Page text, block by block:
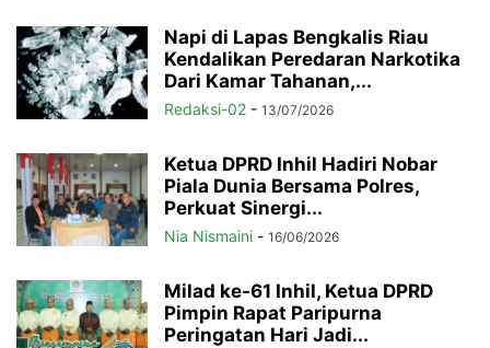
Napi di Lapas Bengkalis Riau
Kendalikan Peredaran Narkotika
Dari Kamar Tahanan,...
Redaksi-02 - 13/07/2026
Ketua DPRD Inhil Hadiri Nobar
Piala Dunia Bersama Polres,
Perkuat Sinergi...
Nia Nismaini - 16/06/2026
Milad ke-61 Inhil, Ketua DPRD
Pimpin Rapat Paripurna
Peringatan Hari Jadi...